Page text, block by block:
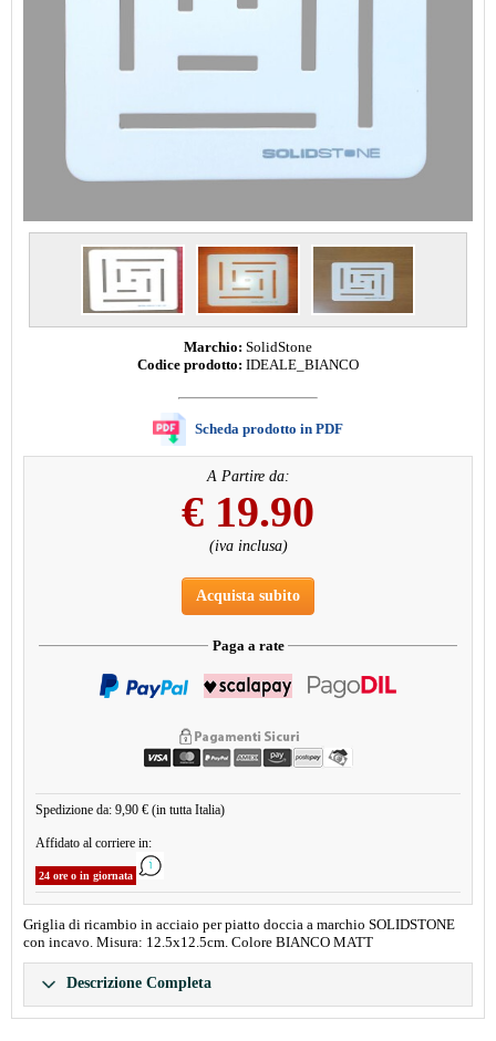
Marchio: SolidStone
Codice prodotto: IDEALE_BIANCO
Scheda prodotto in PDF
A Partire da:
€ 19.90
(iva inclusa)
Acquista subito
Paga a rate
Spedizione da: 9,90 € (in tutta Italia)
Affidato al corriere in:
24 ore o in giornata
Griglia di ricambio in acciaio per piatto doccia a marchio SOLIDSTONE
con incavo. Misura: 12.5x12.5cm. Colore BIANCO MATT
Descrizione Completa